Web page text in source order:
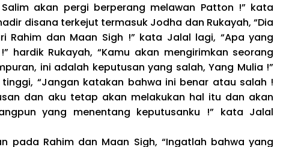
akan pergi berperang melawan Patton !” kata
disana terkejut termasuk Jodha dan Rukayah, “Dia
Rahim dan Maan Sigh !” kata Jalal lagi, “Apa yang
hardik Rukayah, “Kamu akan mengirimkan seorang
ini adalah keputusan yang salah, Yang Mulia !”
“Jangan katakan bahwa ini benar atau salah !
dan aku tetap akan melakukan hal itu dan akan
yang menentang keputusanku !” kata Jalal
pada Rahim dan Maan Sigh, “Ingatlah bahwa yang